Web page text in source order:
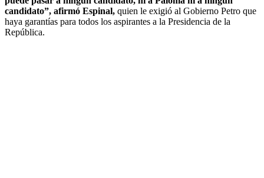
candidato”, afirmó Espinal, quien le exigió al Gobierno Petro que
haya garantías para todos los aspirantes a la Presidencia de la
República.